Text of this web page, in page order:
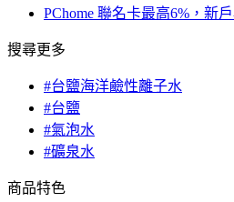
PChome 聯名卡最高6%，新
搜尋更多
#台鹽海洋鹼性離子水
#台鹽
#氣泡水
#礦泉水
商品特色